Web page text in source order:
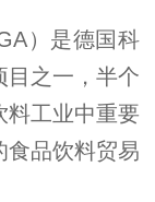
）是德国科
目之一，半个
料工业中重要
食品饮料贸易